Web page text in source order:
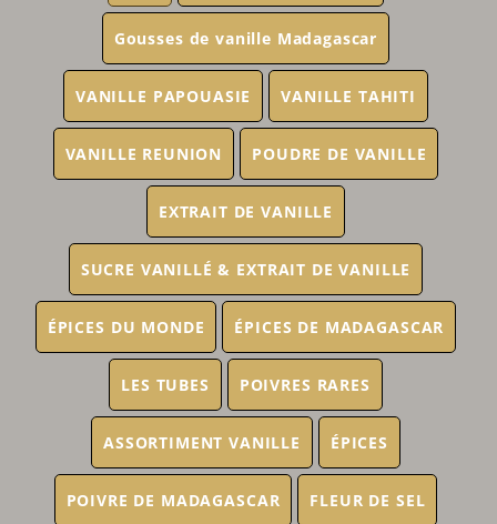
Gousses de vanille Madagascar
VANILLE PAPOUASIE VANILLE TAHITI
VANILLE REUNION POUDRE DE VANILLE
EXTRAIT DE VANILLE
SUCRE VANILLÉ & EXTRAIT DE VANILLE
ÉPICES DU MONDE ÉPICES DE MADAGASCAR
LES TUBES POIVRES RARES
ASSORTIMENT VANILLE ÉPICES
POIVRE DE MADAGASCAR FLEUR DE SEL